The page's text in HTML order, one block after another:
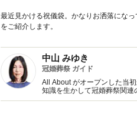
最近見かける祝儀袋。かなりお洒落にな
をご紹介します。
中山 みゆき
冠婚葬祭 ガイド
All About がオープンした当
知識を生かして冠婚葬祭関